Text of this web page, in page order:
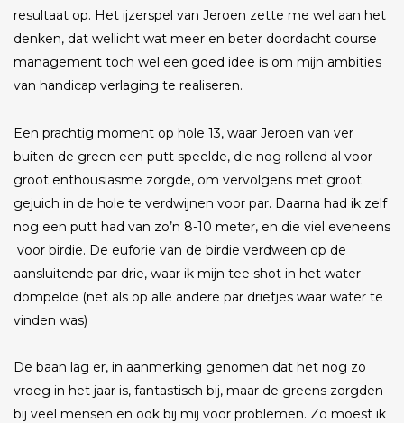
resultaat op. Het ijzerspel van Jeroen zette me wel aan het
denken, dat wellicht wat meer en beter doordacht course
management toch wel een goed idee is om mijn ambities
van handicap verlaging te realiseren.
Een prachtig moment op hole 13, waar Jeroen van ver
buiten de green een putt speelde, die nog rollend al voor
groot enthousiasme zorgde, om vervolgens met groot
gejuich in de hole te verdwijnen voor par. Daarna had ik zelf
nog een putt had van zo’n 8-10 meter, en die viel eveneens
voor birdie. De euforie van de birdie verdween op de
aansluitende par drie, waar ik mijn tee shot in het water
dompelde (net als op alle andere par drietjes waar water te
vinden was)
De baan lag er, in aanmerking genomen dat het nog zo
vroeg in het jaar is, fantastisch bij, maar de greens zorgden
bij veel mensen en ook bij mij voor problemen. Zo moest ik